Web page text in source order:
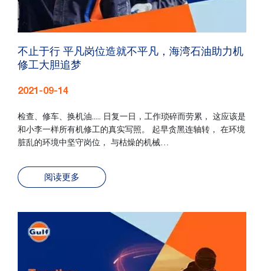
不止于行 平凡岗位造就不平凡，海湾石油助力机
修工大胆追梦
2021-09-14
检查、修车、换机油..... 日复一日，工作琐碎而劳累， 这应该是
和小李一样所有机修工的真实写照。 起早贪黑连轴转， 在环境
脏乱的环境中坚守岗位， 与枯燥的机械…
阅读更多